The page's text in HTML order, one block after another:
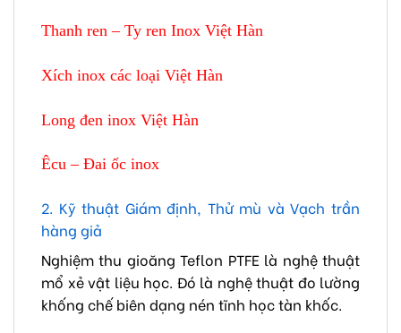
Thanh ren – Ty ren Inox Việt Hàn
Xích inox các loại Việt Hàn
Long đen inox Việt Hàn
Êcu – Đai ốc inox
2. Kỹ thuật Giám định, Thử mù và Vạch trần
hàng giả
Nghiệm thu gioăng Teflon PTFE là nghệ thuật
mổ xẻ vật liệu học. Đó là nghệ thuật đo lường
khống chế biên dạng nén tĩnh học tàn khốc.